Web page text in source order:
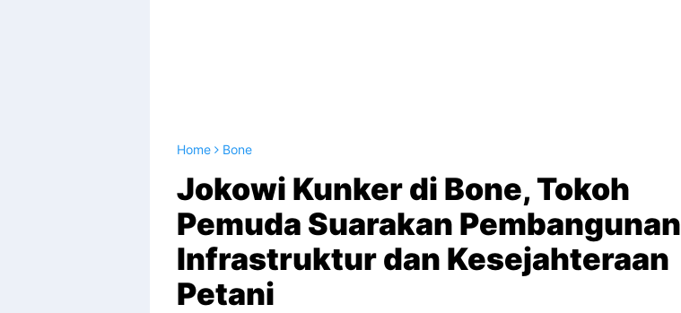
Home Bone
Jokowi Kunker di Bone, Tokoh
Pemuda Suarakan Pembangunan
Infrastruktur dan Kesejahteraan
Petani